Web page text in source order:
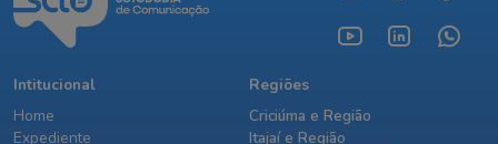
Intitucional
Home
Expediente
Regiões
Criciúma e Região
Itajaí e Região